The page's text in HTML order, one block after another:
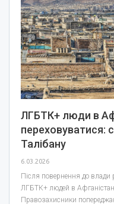
ЛГБТК+ люди в
переховуватися:
Талібану
6.03.2026
Після повернення до влади
ЛГБТК+ людей в
Правозахисники